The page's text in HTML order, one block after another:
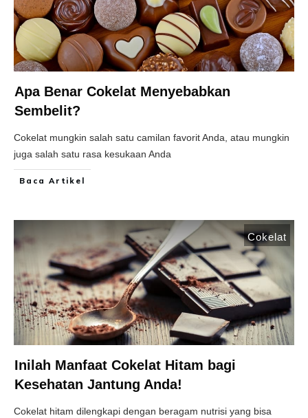
Apa Benar Cokelat Menyebabkan
Sembelit?
Cokelat mungkin salah satu camilan favorit Anda, atau mungkin
juga salah satu rasa kesukaan Anda
Baca Artikel
Cokelat
Inilah Manfaat Cokelat Hitam bagi
Kesehatan Jantung Anda!
Cokelat hitam dilengkapi dengan beragam nutrisi yang bisa